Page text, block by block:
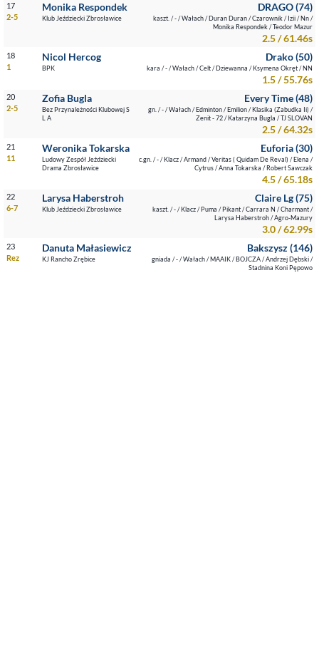
17
2-5
Monika Respondek
Klub Jeździecki Zbrosławice
DRAGO (74)
kaszt. / - / Wałach / Duran Duran / Czarownik / Izii / Nn /
Monika Respondek / Teodor Mazur
2.5 / 61.46s
18
1
Nicol Hercog
BPK
Drako (50)
kara / - / Wałach / Celt / Dziewanna / Ksymena Okręt / NN
1.5 / 55.76s
20
2-5
Zofia Bugla
Bez Przynależności Klubowej S
L A
Every Time (48)
gn. / - / Wałach / Edminton / Emilion / Klasika (Zabudka Ii) /
Zenit - 72 / Katarzyna Bugla / TJ SLOVAN
2.5 / 64.32s
21
11
Weronika Tokarska
Ludowy Zespół Jeździecki
Drama Zbrosławice
Euforia (30)
c.gn. / - / Klacz / Armand / Veritas ( Quidam De Reval) / Elena /
Cytrus / Anna Tokarska / Robert Sawczak
4.5 / 65.18s
22
6-7
Larysa Haberstroh
Klub Jeździecki Zbrosławice
Claire Lg (75)
kaszt. / - / Klacz / Puma / Pikant / Carrara N / Charmant /
Larysa Haberstroh / Agro-Mazury
3.0 / 62.99s
23
Rez
Danuta Małasiewicz
KJ Rancho Zrębice
Bakszysz (146)
gniada / - / Wałach / MAAIK / BOJCZA / Andrzej Dębski /
Stadnina Koni Pępowo